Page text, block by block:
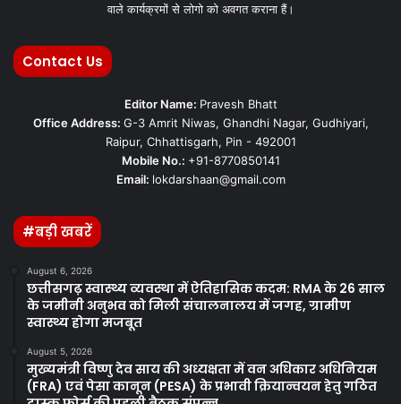
वाले कार्यक्रमों से लोगो को अवगत कराना हैं।
Contact Us
Editor Name: Pravesh Bhatt
Office Address: G-3 Amrit Niwas, Ghandhi Nagar, Gudhiyari,
Raipur, Chhattisgarh, Pin - 492001
Mobile No.: +91-8770850141
Email: lokdarshaan@gmail.com
#बड़ी खबरें
August 6, 2026
छत्तीसगढ़ स्वास्थ्य व्यवस्था में ऐतिहासिक कदम: RMA के 26 साल
के जमीनी अनुभव को मिली संचालनालय में जगह, ग्रामीण
स्वास्थ्य होगा मजबूत
August 5, 2026
मुख्यमंत्री विष्णु देव साय की अध्यक्षता में वन अधिकार अधिनियम
(FRA) एवं पेसा कानून (PESA) के प्रभावी क्रियान्वयन हेतु गठित